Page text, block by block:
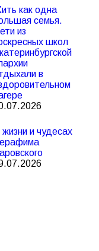
как одна
семья.
из
школ
в
и чудесах